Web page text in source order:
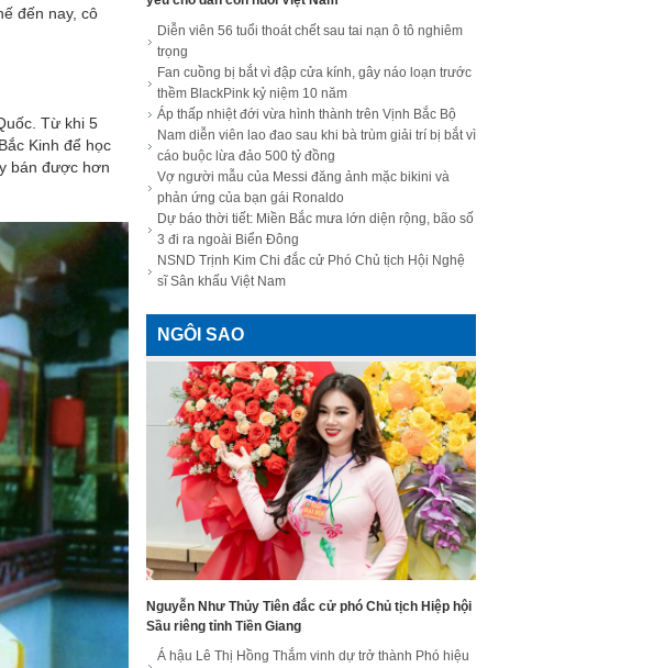
đến nay, cô
Từ khi 5
Kinh để học
bán được hơn
Diễn viên 56 tuổi thoát chết sau tai nạn ô tô nghiêm
trọng
Fan cuồng bị bắt vì đập cửa kính, gây náo loạn trước
thềm BlackPink kỷ niệm 10 năm
Áp thấp nhiệt đới vừa hình thành trên Vịnh Bắc Bộ
Nam diễn viên lao đao sau khi bà trùm giải trí bị bắt vì
cáo buộc lừa đảo 500 tỷ đồng
Vợ người mẫu của Messi đăng ảnh mặc bikini và
phản ứng của bạn gái Ronaldo
Dự báo thời tiết: Miền Bắc mưa lớn diện rộng, bão số
3 đi ra ngoài Biển Đông
NSND Trịnh Kim Chi đắc cử Phó Chủ tịch Hội Nghệ
sĩ Sân khấu Việt Nam
NGÔI SAO
Nguyễn Như Thủy Tiên đắc cử phó Chủ tịch Hiệp hội
Sầu riêng tỉnh Tiền Giang
Á hậu Lê Thị Hồng Thắm vinh dự trở thành Phó hiệu